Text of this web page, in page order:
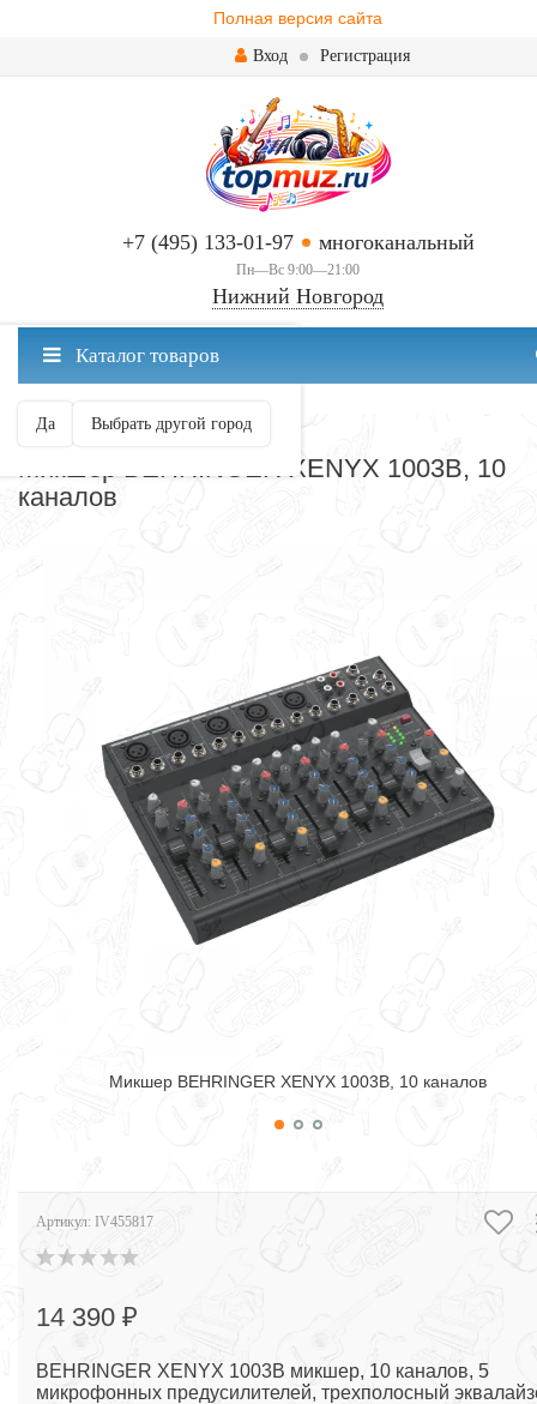
Полная версия сайта
Вход Регистрация
+7 (495) 133-01-97 многоканальный
Пн—Вс 9:00—21:00
Нижний Новгород
Нижний Новгород ваш город?
Да Выбрать другой город
Каталог товаров
АНАЛОГОВЫЕ
Микшер BEHRINGER XENYX 1003B, 10
каналов
Микшер BEHRINGER XENYX 1003B, 10 каналов
Артикул: IV455817
14 390 ₽
BEHRINGER XENYX 1003B микшер, 10 каналов, 5
микрофонных предусилителей, трехполосный